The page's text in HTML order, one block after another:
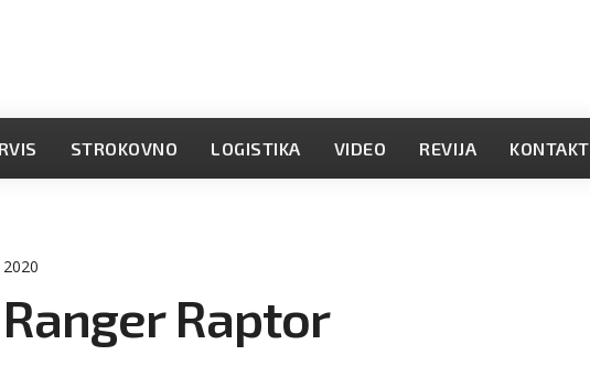
STROKOVNO LOGISTIKA VIDEO REVIJA KONTAKT
Raptor